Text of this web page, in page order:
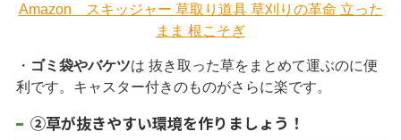
Amazon スキッジャー 草取り道具 草刈りの革命 立った
まま 根こそぎ
・ ゴミ袋やバケツは 抜き取った草をまとめて運ぶのに便
利です。キャスター付きのものがさらに楽です。
②草が抜きやすい環境を作りましょう！